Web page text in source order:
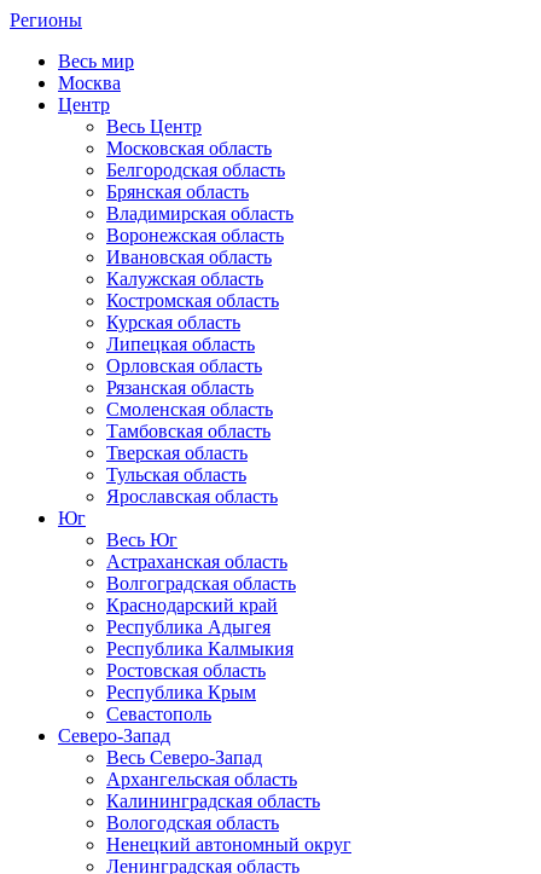
Регионы
Весь мир
Москва
Центр
Весь Центр
Московская область
Белгородская область
Брянская область
Владимирская область
Воронежская область
Ивановская область
Калужская область
Костромская область
Курская область
Липецкая область
Орловская область
Рязанская область
Смоленская область
Тамбовская область
Тверская область
Тульская область
Ярославская область
Юг
Весь Юг
Астраханская область
Волгоградская область
Краснодарский край
Республика Адыгея
Республика Калмыкия
Ростовская область
Республика Крым
Севастополь
Северо-Запад
Весь Северо-Запад
Архангельская область
Калининградская область
Вологодская область
Ненецкий автономный округ
Ленинградская область